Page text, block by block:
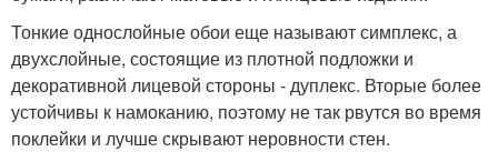
Тонкие однослойные обои еще называют симплекс, а
двухслойные, состоящие из плотной подложки и
декоративной лицевой стороны - дуплекс. Вторые более
устойчивы к намоканию, поэтому не так рвутся во время
поклейки и лучше скрывают неровности стен.